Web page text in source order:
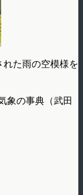
た雨の空模様を
象の事典（武田